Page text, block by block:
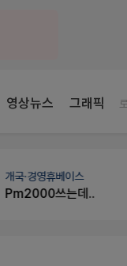
영상뉴스 그래픽
개국·경영휴베이스
Pm2000쓰는데..